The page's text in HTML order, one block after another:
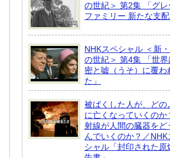
の世紀＞ 第2集 「グレ
ファミリー 新たな支配
NHKスペシャル ＜新
の世紀＞ 第4集 「世界
密と嘘（うそ）に覆わ
た」
被ばくした人が、どの
に亡くなっていくのか
射線が人間の臓器をど
んでいくのか？／NHK
シャル「封印された原